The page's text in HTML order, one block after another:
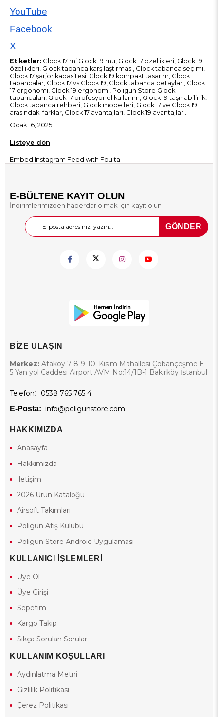
YouTube
Facebook
X
Etiketler: Glock 17 mi Glock 19 mu, Glock 17 özellikleri, Glock 19
özellikleri, Glock tabanca karşılaştırması, Glock tabanca seçimi,
Glock 17 şarjör kapasitesi, Glock 19 kompakt tasarım, Glock
tabancalar, Glock 17 vs Glock 19, Glock tabanca detayları, Glock
17 ergonomi, Glock 19 ergonomi, Poligun Store Glock
tabancaları, Glock 17 profesyonel kullanım, Glock 19 taşınabilirlik,
Glock tabanca rehberi, Glock modelleri, Glock 17 ve Glock 19
arasındaki farklar, Glock 17 avantajları, Glock 19 avantajları.
Ocak 16, 2025
Listeye dön
Embed Instagram Feed with Fouita
E-BÜLTENE KAYIT OLUN
İndirimlerimizden haberdar olmak için kayıt olun
GÖNDER
BİZE ULAŞIN
Merkez: Ataköy 7-8-9-10. Kısım Mahallesi Çobançeşme E-
5 Yan yol Caddesi Airport AVM No:14/1B-1 Bakırköy İstanbul
Telefon: 0538 765 765 4
E-Posta: info@poligunstore.com
HAKKIMIZDA
Anasayfa
Hakkımızda
İletişim
2026 Ürün Kataloğu
Airsoft Takımları
Poligun Atış Kulübü
Poligun Store Android Uygulaması
KULLANICI İŞLEMLERİ
Üye Ol
Üye Girişi
Sepetim
Kargo Takip
Sıkça Sorulan Sorular
KULLANIM KOŞULLARI
Aydınlatma Metni
Gizlilik Politikası
Çerez Politikası